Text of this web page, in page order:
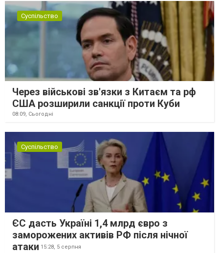
Суспільство
Через військові зв'язки з Китаєм та рф
США розширили санкції проти Куби
08:09, Сьогодні
Суспільство
ЄС дасть Україні 1,4 млрд євро з
заморожених активів РФ після нічної
атаки 15:28, 5 серпня